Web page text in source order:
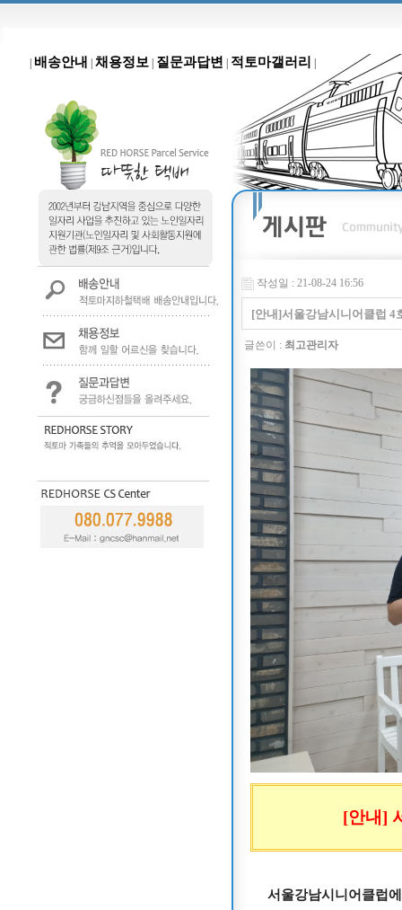
배송안내 채용정보 질문과답변 적토마갤러리
작성일 : 21-08-24 16:56
[안내]서울강남시니어클럽 4
글쓴이 : 최고관리자
[안내]
서울강남시니어클럽